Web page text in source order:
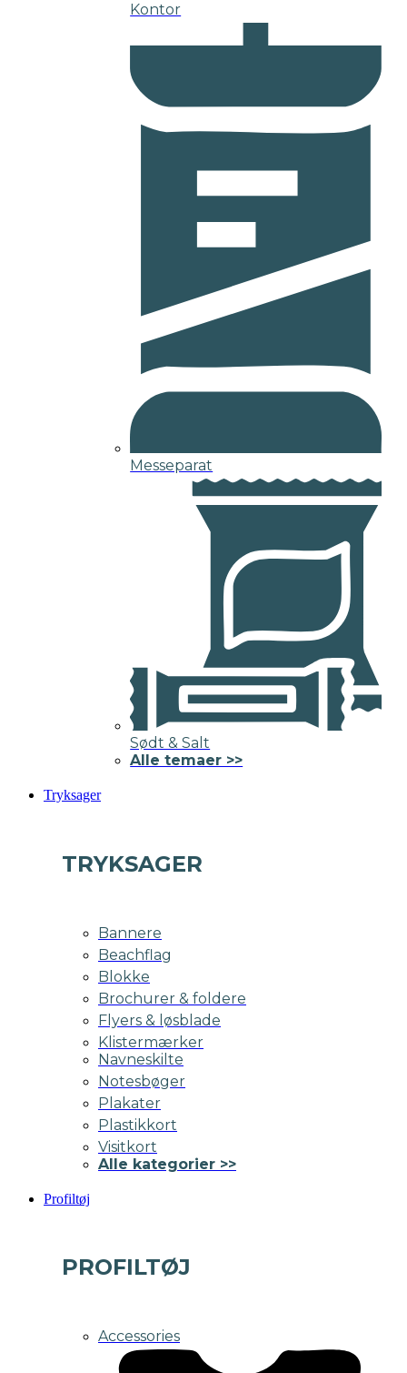
Kontor
Messeparat
Sødt & Salt
Alle temaer >>
Tryksager
TRYKSAGER
Bannere
Beachflag
Blokke
Brochurer & foldere
Flyers & løsblade
Klistermærker
Navneskilte
Notesbøger
Plakater
Plastikkort
Visitkort
Alle kategorier >>
Profiltøj
PROFILTØJ
Accessories